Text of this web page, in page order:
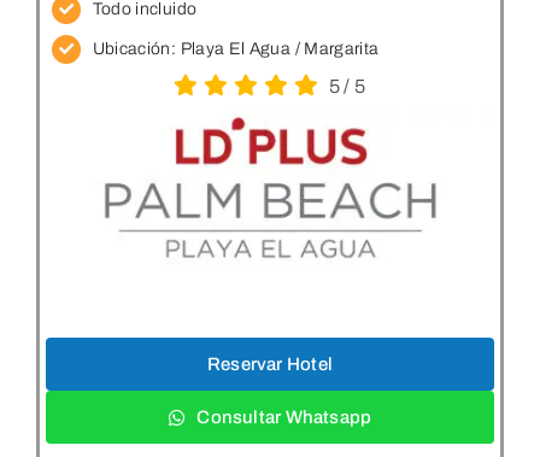
Todo incluido
Ubicación: Playa El Agua / Margarita
5/ 5
Reservar Hotel
Consultar Whatsapp